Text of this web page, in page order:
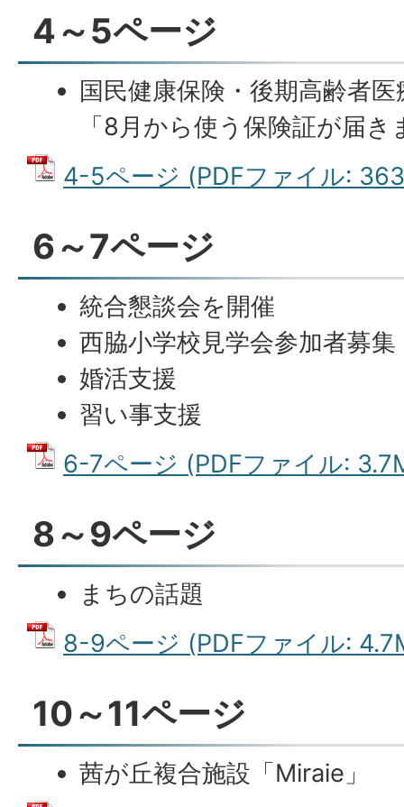
4～5ページ
国民健康保険・後期高齢者
「8月から使う保険証が届き
4-5ページ (PDFファイル:
6～7ページ
統合懇談会を開催
西脇小学校見学会参加者募集
婚活支援
習い事支援
6-7ページ (PDFファイル:
8～9ページ
まちの話題
8-9ページ (PDFファイル:
10～11ページ
茜が丘複合施設「Miraie」